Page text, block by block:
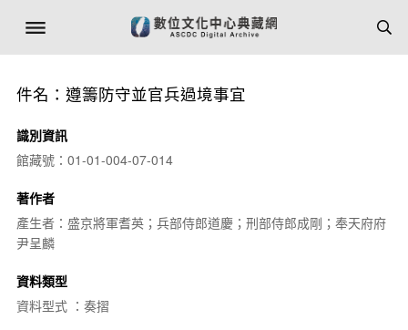
件名：遵籌防守並官兵過境事宜
識別資訊
館藏號：01-01-004-07-014
著作者
產生者：盛京將軍耆英；兵部侍郎道慶；刑部侍郎成剛；奉天府府
尹呈麟
資料類型
資料型式 ：奏摺